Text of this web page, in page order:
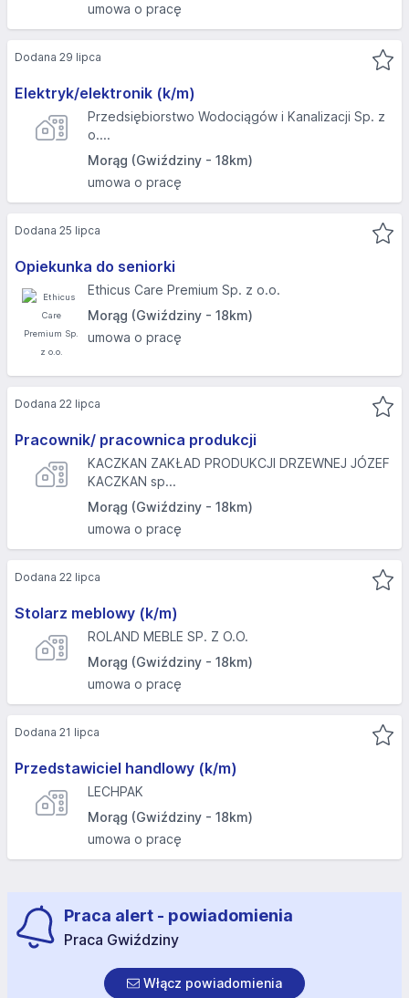
umowa o pracę
Elektryk/elektronik (k/m)
Przedsiębiorstwo Wodociągów i Kanalizacji Sp. z
o....
Morąg (Gwiździny - 18km)
umowa o pracę
Dodana 29 lipca
Opiekunka do seniorki
Ethicus Care Premium Sp. z o.o.
Morąg (Gwiździny - 18km)
umowa o pracę
Dodana 25 lipca
Pracownik/ pracownica produkcji
KACZKAN ZAKŁAD PRODUKCJI DRZEWNEJ JÓZEF
KACZKAN sp...
Morąg (Gwiździny - 18km)
umowa o pracę
Dodana 22 lipca
Stolarz meblowy (k/m)
ROLAND MEBLE SP. Z O.O.
Morąg (Gwiździny - 18km)
umowa o pracę
Dodana 22 lipca
Przedstawiciel handlowy (k/m)
LECHPAK
Morąg (Gwiździny - 18km)
umowa o pracę
Dodana 21 lipca
Praca alert - powiadomienia
Praca Gwiździny
Włącz powiadomienia